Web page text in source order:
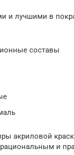
и лучшими в
составы
акриловой
и